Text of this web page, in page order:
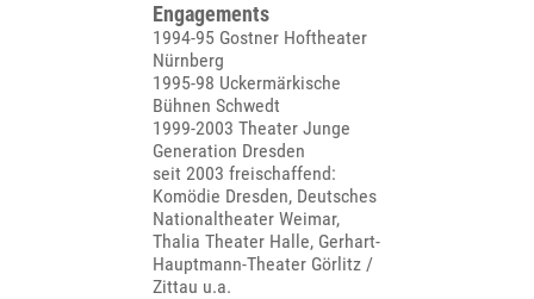
Engagements
1994-95 Gostner Hoftheater
Nürnberg
1995-98 Uckermärkische
Bühnen Schwedt
1999-2003 Theater Junge
Generation Dresden
seit 2003 freischaffend:
Komödie Dresden, Deutsches
Nationaltheater Weimar,
Thalia Theater Halle, Gerhart-
Hauptmann-Theater Görlitz /
Zittau u.a.